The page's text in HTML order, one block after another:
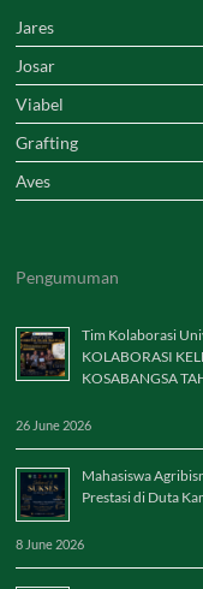
Jares
Josar
Viabel
Grafting
Aves
Pengumuman
Tim Kolaborasi
KOLABORASI
KOSABANGSA
26 June 2026
Mahasiswa
Prestasi di Duta
8 June 2026